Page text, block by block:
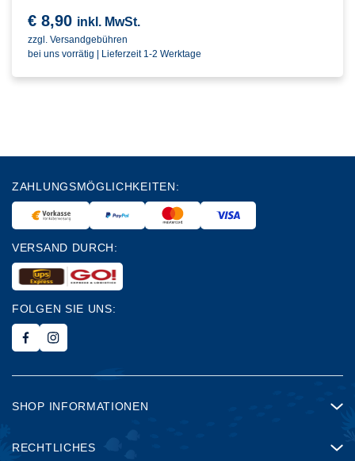
€ 8,90 inkl. MwSt.
zzgl. Versandgebühren
bei uns vorrätig | Lieferzeit 1-2 Werktage
ZAHLUNGSMÖGLICHKEITEN:
VERSAND DURCH:
FOLGEN SIE UNS:
SHOP INFORMATIONEN
RECHTLICHES